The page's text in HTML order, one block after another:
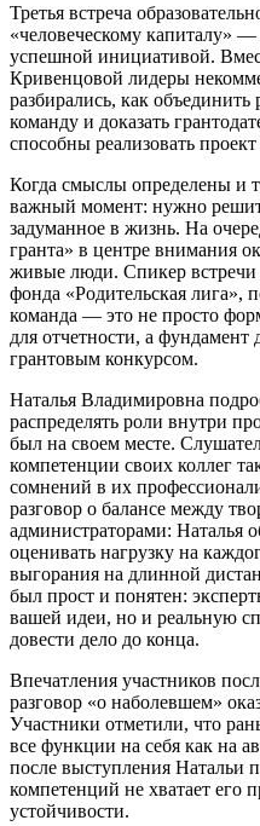
Третья встреча
«человеческому капиталу»
успешной инициативой.
Кривенцовой лидеры
разбирались, как
команду и доказать
способны реализовать
Когда смыслы определены и
важный момент: нужно
задуманное в жизнь. На
гранта» в центре внимания
живые люди. Спикер встречи
фонда «Родительская лига»,
команда — это не просто
для отчетности, а
грантовым конкурсом.
Наталья Владимировна
распределять роли внутри
был на своем месте.
компетенции своих коллег
сомнений в их
разговор о балансе между
администраторами: Наталья
оценивать нагрузку на
выгорания на длинной
был прост и понятен:
вашей идеи, но и реальную
довести дело до конца.
Впечатления участников
разговор «о наболевшем»
Участники отметили, что
все функции на себя как на
после выступления Натальи
компетенций не хватает его
устойчивости.